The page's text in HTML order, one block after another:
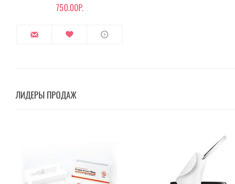
750.00Р.
ЛИДЕРЫ ПРОДАЖ